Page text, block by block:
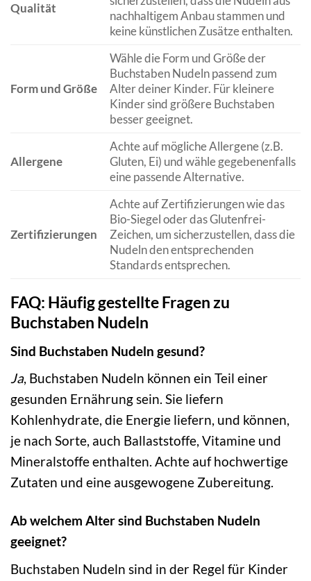
Qualität
nachhaltigem Anbau stammen und
keine künstlichen Zusätze enthalten.
Form und Größe
Wähle die Form und Größe der
Buchstaben Nudeln passend zum
Alter deiner Kinder. Für kleinere
Kinder sind größere Buchstaben
besser geeignet.
Allergene
Achte auf mögliche Allergene (z.B.
Gluten, Ei) und wähle gegebenenfalls
eine passende Alternative.
Zertifizierungen
Achte auf Zertifizierungen wie das
Bio-Siegel oder das Glutenfrei-
Zeichen, um sicherzustellen, dass die
Nudeln den entsprechenden
Standards entsprechen.
FAQ: Häufig gestellte Fragen zu
Buchstaben Nudeln
Sind Buchstaben Nudeln gesund?
Ja, Buchstaben Nudeln können ein Teil einer
gesunden Ernährung sein. Sie liefern
Kohlenhydrate, die Energie liefern, und können,
je nach Sorte, auch Ballaststoffe, Vitamine und
Mineralstoffe enthalten. Achte auf hochwertige
Zutaten und eine ausgewogene Zubereitung.
Ab welchem Alter sind Buchstaben Nudeln
geeignet?
Buchstaben Nudeln sind in der Regel für Kinder